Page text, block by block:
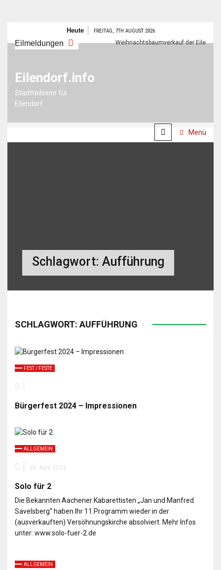
springen
Heute FREITAG, 7TH AUGUST 2026
Eilmeldungen
Frohes neues Jahr Weihnachtsbaumverkauf der Eilendorfer
Eilendorf.info
Stadtteilseite für
Eilendorf
Menü
Schlagwort: Aufführung
SCHLAGWORT: AUFFÜHRUNG
FEST / FESTE
Bürgerfest 2024 – Impressionen
ALLGEMEIN
30. April 2023
Solo für 2
Die Bekannten Aachener Kabarettisten „Jan und Manfred
Savelsberg“ haben Ihr 11.Programm wieder in der
(ausverkauften) Versöhnungskirche absolviert. Mehr Infos
unter: www.solo-fuer-2.de
ALLGEMEIN